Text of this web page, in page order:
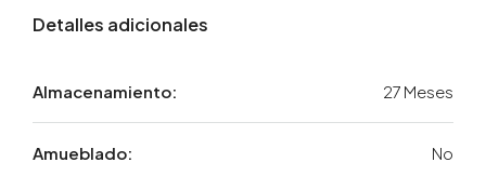
Detalles adicionales
Almacenamiento: 27 Meses
Amueblado: No